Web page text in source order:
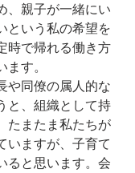
、親子が一緒にい
という私の希望を
時で帰れる働き方
す。
や同僚の属人的な
と、組織として持
たまたま私たちが
いますが、子育て
ると思います。会